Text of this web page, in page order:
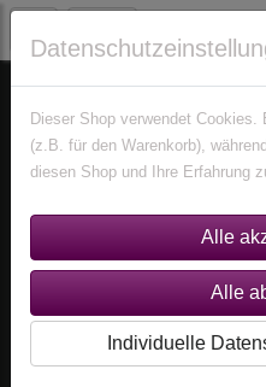
Schmuck Ringe Ringe nach
Dieser Shop verwendet Cookies.
(z.B. für den Warenkorb),
diesen Shop und Ihre Erfahrung
Individuelle